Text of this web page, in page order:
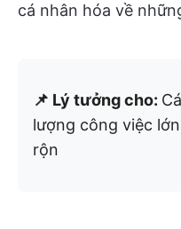
cá nhân hóa về
📌 Lý tưởng cho:
lượng công việc
rộn